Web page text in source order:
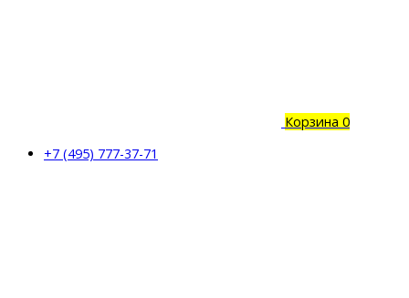
Корзина 0
+7 (495) 777-37-71